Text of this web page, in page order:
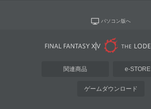
パソコン版へ
関連商品 e-
ゲームダウンロード